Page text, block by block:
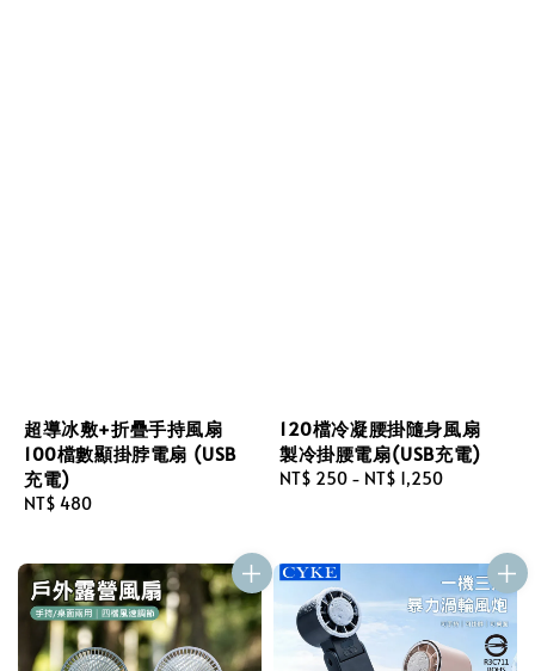
超導冰敷+折疊手持風扇
100檔數顯掛脖電扇 (USB
充電)
Regular
NT$ 480
120檔冷凝腰掛隨身風扇
製冷掛腰電扇(USB充電)
Regular
NT$ 250 - NT$ 1,250